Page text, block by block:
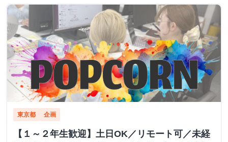
東京都 企画
【１～２年生歓迎】土日OK／リモート可／未経